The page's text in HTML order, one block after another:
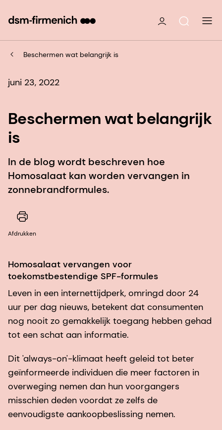
Beschermen wat belangrijk is
juni 23, 2022
Beschermen wat belangrijk
is
In de blog wordt beschreven hoe
Homosalaat kan worden vervangen in
zonnebrandformules.
Afdrukken
Homosalaat vervangen voor
toekomstbestendige SPF-formules
Leven in een internettijdperk, omringd door 24
uur per dag nieuws, betekent dat consumenten
nog nooit zo gemakkelijk toegang hebben gehad
tot een schat aan informatie.
Dit 'always-on'-klimaat heeft geleid tot beter
geïnformeerde individuen die meer factoren in
overweging nemen dan hun voorgangers
misschien deden voordat ze zelfs de
eenvoudigste aankoopbeslissing nemen.